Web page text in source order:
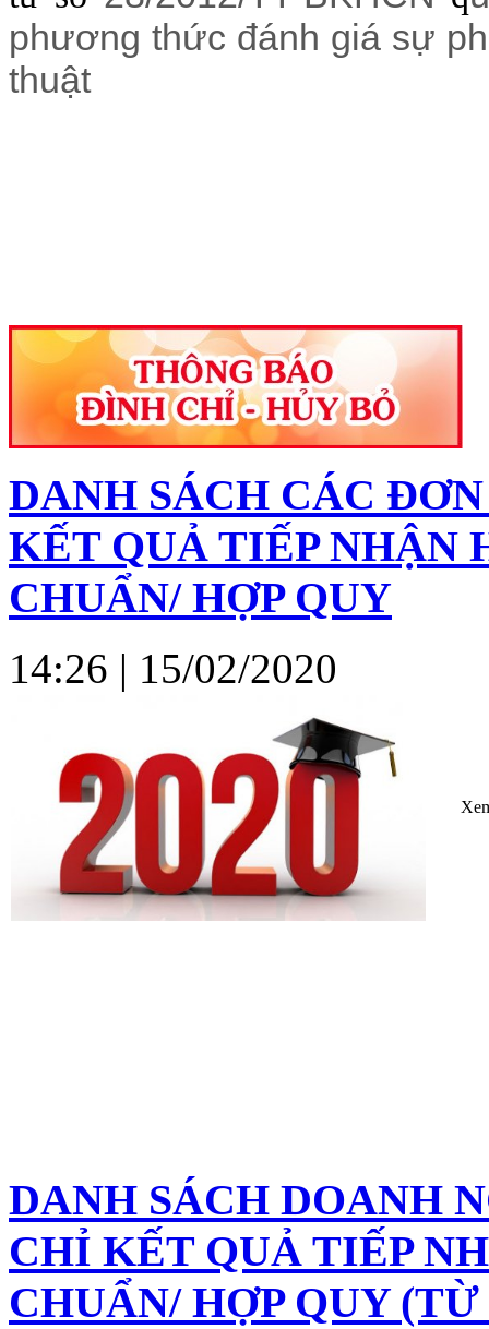
phương thức đánh giá sự
thuật
DANH SÁCH CÁC
KẾT QUẢ TIẾP NHẬN
CHUẨN/ HỢP QUY
14:26 | 15/02/2020
DANH SÁCH DOANH
CHỈ KẾT QUẢ TIẾP
CHUẨN/ HỢP QUY (TỪ